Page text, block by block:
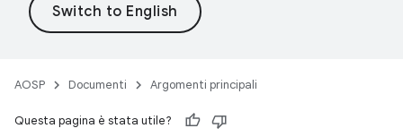
AOSP Documenti Argomenti principali
Questa pagina è stata utile?